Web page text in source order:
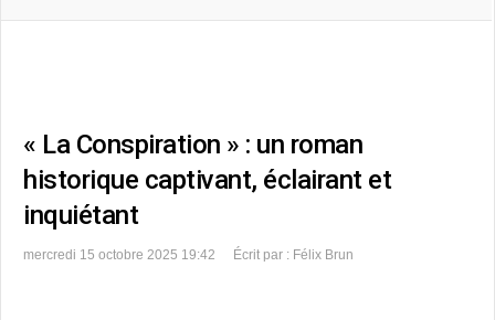
« La Conspiration » : un roman
historique captivant, éclairant et
inquiétant
mercredi 15 octobre 2025 19:42 Écrit par : Félix Brun